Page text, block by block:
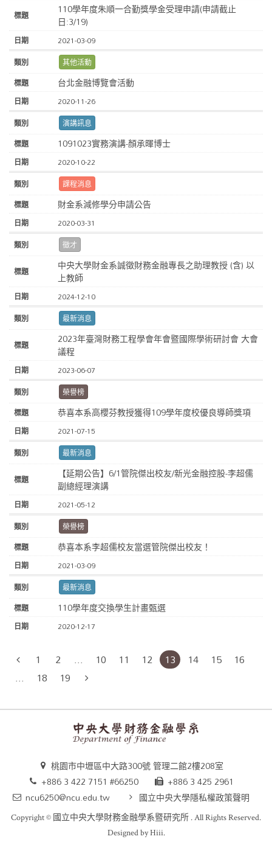
110學年度朱順一合勤獎學金受理申請(申請截止
日:3/19)
2021-03-09
其他活動
台北金融博覽會活動
2020-11-26
演講訊息
1091023實務演講-顏承暉博士
2020-10-22
課程消息
財金系減修學分申請公告
2020-03-31
徵才
中央大學財金系誠徵財務金融專長之助理教授 (含) 以
上教師
2024-12-10
最新消息
2023年臺灣財務工程學會年會暨國際學術研討會 大會
議程
2023-06-07
榮譽榜
恭喜本系高櫻芬教授獲得109學年度校優良導師獎項
2021-07-15
最新消息
【延期公告】6/1管院傑出校友/新光金融控股-李超儒
副總經理演講
2021-05-12
榮譽榜
恭喜本系李超儒校友當選管院傑出校友！
2021-03-09
最新消息
110學年度交換學生計畫甄選
2020-12-17
1 2 ... 10 11 12 13 14 15
16
...
18 19
桃園市中壢區中大路300號 管理二館2樓208室
+886 3 422 7151 #66250
+886 3 425 2961
ncu6250@ncu.edu.tw
國立中央大學隱私權政策聲明
Copyright © 國立中央大學財務金融學系暨研究所 . All Rights Reserved.
Designed byHiii.